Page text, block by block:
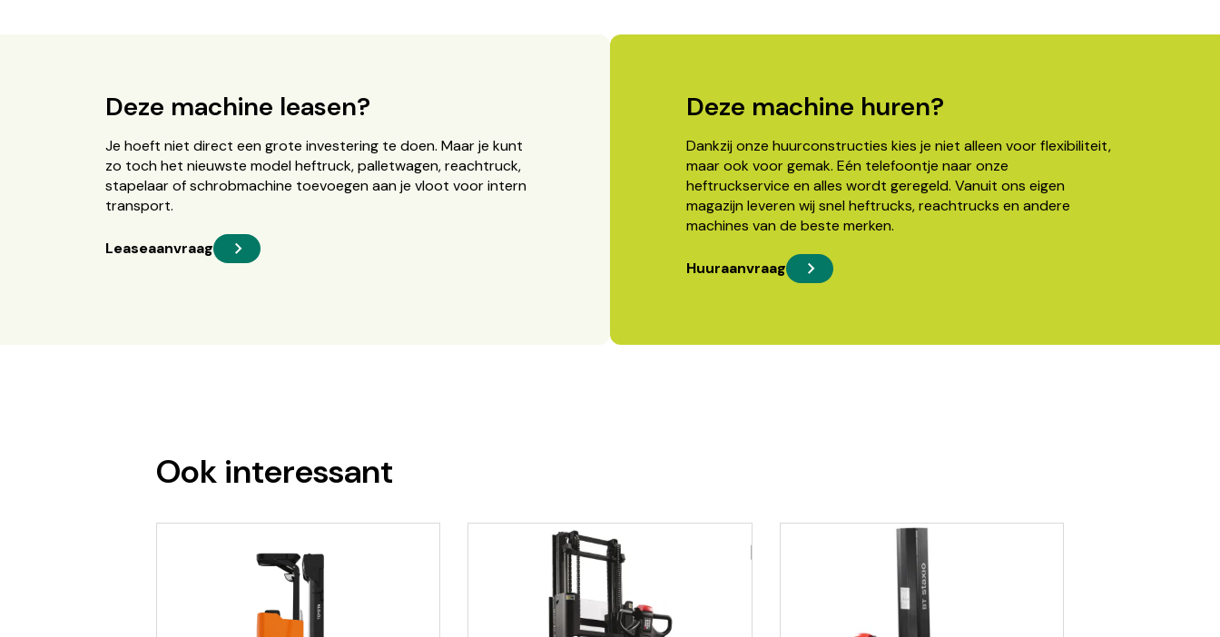
Deze machine leasen?
Je hoeft niet direct een grote investering te doen. Maar je kunt
zo toch het nieuwste model heftruck, palletwagen, reachtruck,
stapelaar of schrobmachine toevoegen aan je vloot voor intern
transport.
Leaseaanvraag
Deze machine huren?
Dankzij onze huurconstructies kies je niet alleen voor flexibiliteit,
maar ook voor gemak. Eén telefoontje naar onze
heftruckservice en alles wordt geregeld. Vanuit ons eigen
magazijn leveren wij snel heftrucks, reachtrucks en andere
machines van de beste merken.
Huuraanvraag
Ook interessant